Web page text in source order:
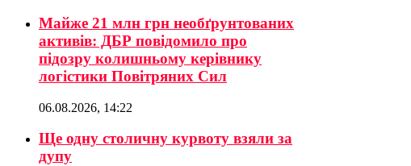
Майже 21 млн грн необґрунтованих
активів: ДБР повідомило про
підозру колишньому керівнику
логістики Повітряних Сил
06.08.2026, 14:22
Ще одну столичну курвоту взяли за
дупу